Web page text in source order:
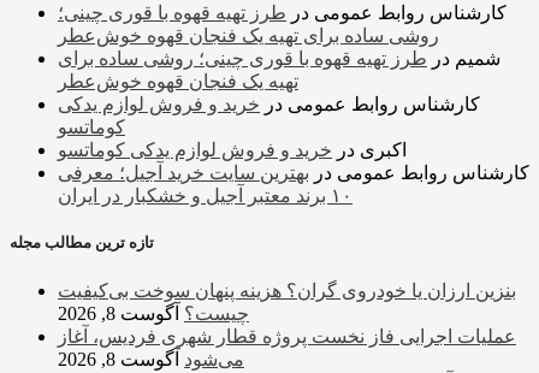
کارشناس روابط عمومی در طرز تهیه قهوه با قوری چینی؛
روشی ساده برای تهیه یک فنجان قهوه خوش‌عطر
شمیم در طرز تهیه قهوه با قوری چینی؛ روشی ساده برای
تهیه یک فنجان قهوه خوش‌عطر
کارشناس روابط عمومی در خرید و فروش لوازم یدکی
کوماتسو
اکبری در خرید و فروش لوازم یدکی کوماتسو
کارشناس روابط عمومی در بهترین سایت خرید آجیل؛ معرفی
۱۰ برند معتبر آجیل و خشکبار در ایران
تازه ترین مطالب مجله
بنزین ارزان یا خودروی گران؟ هزینه پنهان سوخت بی‌کیفیت
چیست؟ آگوست 8, 2026
عملیات اجرایی فاز نخست پروژه قطار شهری فردیس، آغاز
می‌شود آگوست 8, 2026